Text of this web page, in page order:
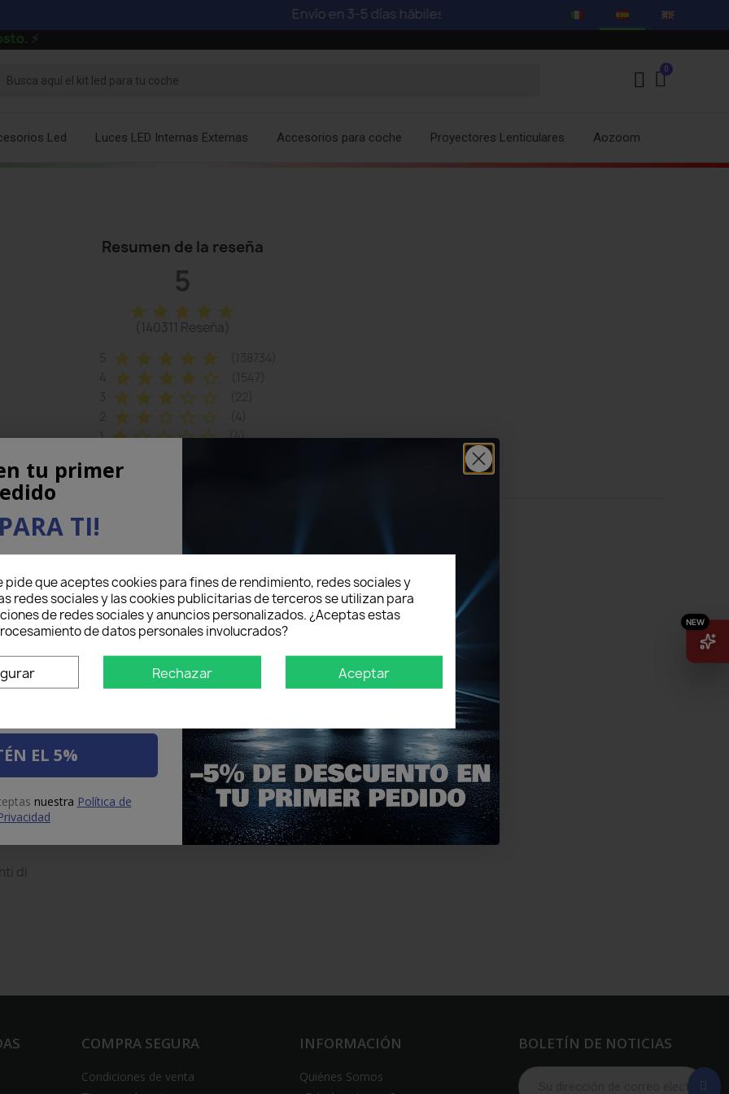
Envío en 3-5 días hábiles -Mira nuestras ofertas especiales con
⚡
Led Luces LED Internas Externas Accesorios para coche Proyectores Lenticulares Aozoom
Resumen de la reseña
5
star star star star star
(140311 Reseña)
star star star star star
star star star star star_border
star star star star_border star_border
star star star_border star_border star_border
1 starstar_borderstar_borderstar_borderstar_border (4)
... Last
di
COMPRA SEGURA
Condiciones de venta
INFORMACIÓN
Quiénes Somos
BOLETÍN DE NOTICIAS
pide que aceptes cookies para fines de rendimiento, redes sociales y
redes sociales y las cookies publicitarias de terceros se utilizan para
de redes sociales y anuncios personalizados. ¿Aceptas estas
de datos personales involucrados?
Rechazar Aceptar
tu primer
TI!
electrónico aquí abajo
DE DESCUENTOen tu
pedido.
EL 5%
nuestra Política de